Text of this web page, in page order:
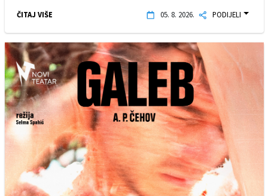
ČITAJ VIŠE 05. 8. 2026. PODIJELI